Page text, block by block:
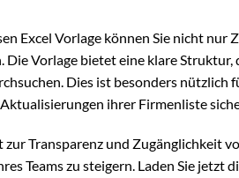
Excel Vorlage können Sie nicht nur
Vorlage bietet eine klare
Dies ist besonders nützlich
ihrer Firmenliste
Transparenz und Zugänglichkeit
Teams zu steigern. Laden Sie jetzt